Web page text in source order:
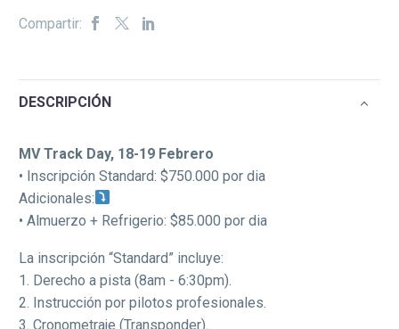
Compartir:
DESCRIPCIÓN
MV Track Day, 18-19 Febrero
•⁠ ⁠Inscripción Standard: $750.000 por dia
Adicionales:
•⁠ ⁠Almuerzo + Refrigerio: $85.000 por dia
La inscripción “Standard” incluye:
1.⁠ ⁠Derecho a pista (8am - 6:30pm).
2.⁠ ⁠Instrucción por pilotos profesionales.
3.⁠ ⁠Cronometraje (Transponder).